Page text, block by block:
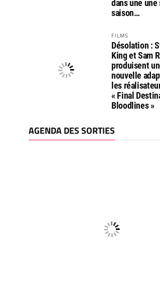
dans une une
saison…
FILMS
Désolation :
King et Sam
produisent
nouvelle
les
« Final
Bloodlines »
AGENDA DES SORTIES